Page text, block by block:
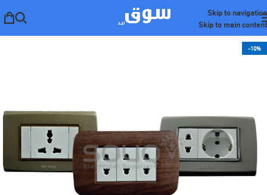
Skip to navigation
Skip to main content
-10%